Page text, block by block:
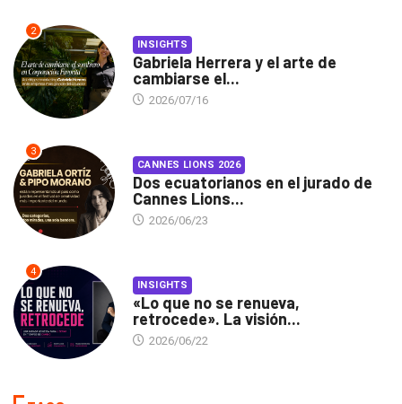
2
INSIGHTS
Gabriela Herrera y el arte de
cambiarse el...
2026/07/16
3
CANNES LIONS 2026
Dos ecuatorianos en el jurado de
Cannes Lions...
2026/06/23
4
INSIGHTS
«Lo que no se renueva,
retrocede». La visión...
2026/06/22